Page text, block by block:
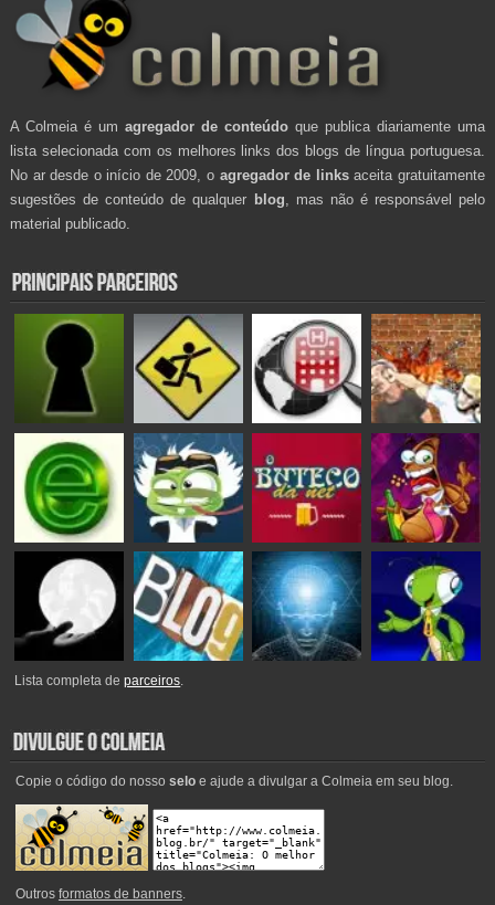
A Colmeia é um agregador de conteúdo que publica diariamente uma
lista selecionada com os melhores links dos blogs de língua portuguesa.
No ar desde o início de 2009, o agregador de linksaceita gratuitamente
sugestões de conteúdo de qualquer blog , mas não é responsável pelo
material publicado.
Lista completa deparceiros.
Copie o código do nosso seloe ajude a divulgar a Colmeia em seu blog.
Outros formatos de banners.